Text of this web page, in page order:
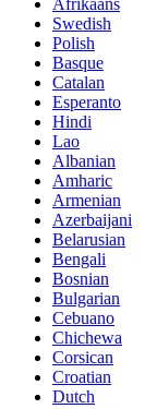
Swedish
Polish
Basque
Catalan
Esperanto
Hindi
Lao
Albanian
Amharic
Armenian
Azerbaijani
Belarusian
Bengali
Bosnian
Bulgarian
Cebuano
Chichewa
Corsican
Croatian
Dutch